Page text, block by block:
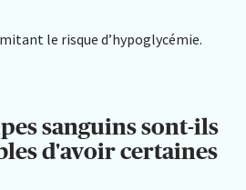
le risque d’hypoglycémie.
sanguins sont-ils
d'avoir certaines